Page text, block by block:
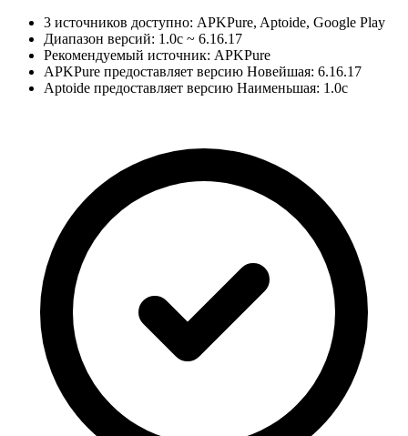
3 источников доступно: APKPure, Aptoide, Google Play
Диапазон версий: 1.0c ~ 6.16.17
Рекомендуемый источник: APKPure
APKPure предоставляет версию Новейшая: 6.16.17
Aptoide предоставляет версию Наименьшая: 1.0c